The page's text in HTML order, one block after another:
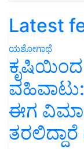
Latest
ಯಶೋಗಾಥೆ
ಈಗ